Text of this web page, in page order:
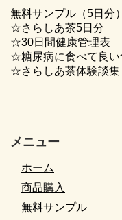
無料サンプル（5日分
☆さらしあ茶5日分
☆30日間健康管理表
☆糖尿病に食べて良い
☆さらしあ茶体験談集
メニュー
ホーム
商品購入
無料サンプル